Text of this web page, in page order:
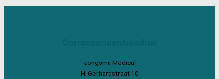
Jongsma Medical
H. Gerhardstraat 10